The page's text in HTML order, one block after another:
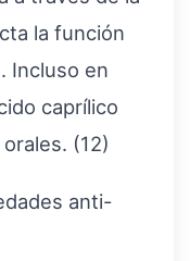
la función
Incluso en
caprílico
(12)
anti-